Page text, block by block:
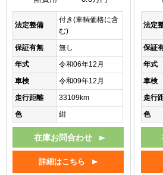
法定整備
付き(車輌価格に含
む)
保証有無
無し
年式
令和06年12月
車検
令和09年12月
走行距離
33109km
色
紺
在庫お問合わせ
詳細はこちら
法定
保証
年式
車検
走行
色